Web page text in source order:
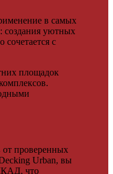
в самых
создания уютных
с
площадок
от проверенных
Urban, вы
что